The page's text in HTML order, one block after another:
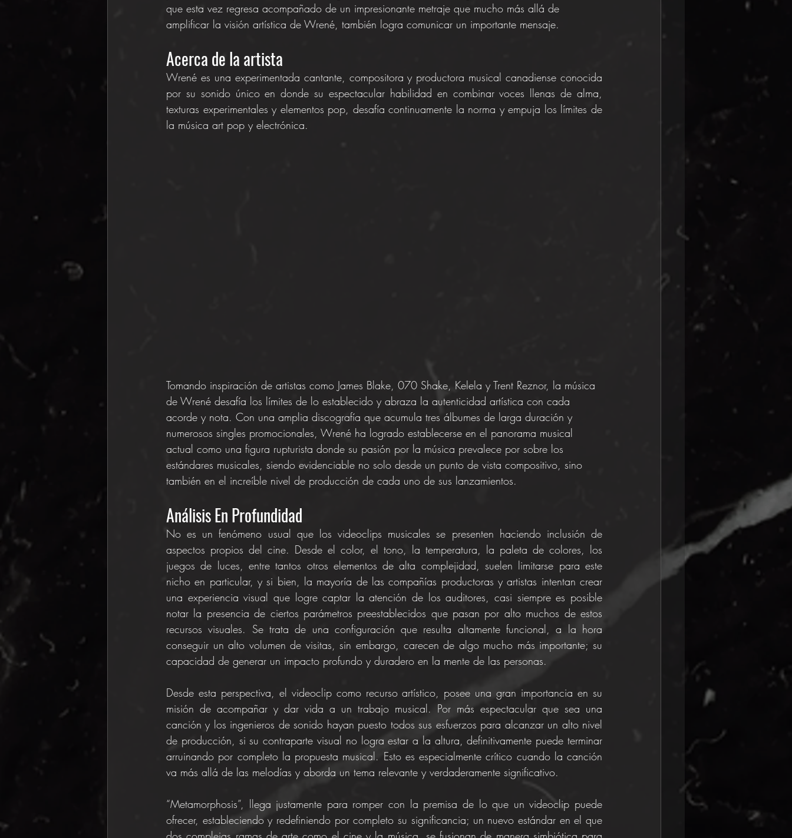
que esta vez regresa acompañado de un impresionante metraje que mucho más allá de
amplificar la visión artística de Wrené, también logra comunicar un importante mensaje.
Acerca de la artista
Wrené es una experimentada cantante, compositora y productora musical canadiense conocida
por su sonido único en donde su espectacular habilidad en combinar voces llenas de alma,
texturas experimentales y elementos pop, desafía continuamente la norma y empuja los límites de
la música art pop y electrónica.
Tomando inspiración de artistas como James Blake, 070 Shake, Kelela y Trent Reznor, la música
de Wrené desafía los límites de lo establecido y abraza la autenticidad artística con cada
acorde y nota. Con una amplia discografía que acumula tres álbumes de larga duración y
numerosos singles promocionales, Wrené ha logrado establecerse en el panorama musical
actual como una figura rupturista donde su pasión por la música prevalece por sobre los
estándares musicales, siendo evidenciable no solo desde un punto de vista compositivo, sino
también en el increíble nivel de producción de cada uno de sus lanzamientos.
Análisis En Profundidad
No es un fenómeno usual que los videoclips musicales se presenten haciendo inclusión de
aspectos propios del cine. Desde el color, el tono, la temperatura, la paleta de colores, los
juegos de luces, entre tantos otros elementos de alta complejidad, suelen limitarse para este
nicho en particular, y si bien, la mayoría de las compañías productoras y artistas intentan crear
una experiencia visual que logre captar la atención de los auditores, casi siempre es posible
notar la presencia de ciertos parámetros preestablecidos que pasan por alto muchos de estos
recursos visuales. Se trata de una configuración que resulta altamente funcional, a la hora
conseguir un alto volumen de visitas, sin embargo, carecen de algo mucho más importante; su
capacidad de generar un impacto profundo y duradero en la mente de las personas.
Desde esta perspectiva, el videoclip como recurso artístico, posee una gran importancia en su
misión de acompañar y dar vida a un trabajo musical. Por más espectacular que sea una
canción y los ingenieros de sonido hayan puesto todos sus esfuerzos para alcanzar un alto nivel
de producción, si su contraparte visual no logra estar a la altura, definitivamente puede terminar
arruinando por completo la propuesta musical. Esto es especialmente crítico cuando la canción
va más allá de las melodías y aborda un tema relevante y verdaderamente significativo.
“Metamorphosis”, llega justamente para romper con la premisa de lo que un videoclip puede
ofrecer, estableciendo y redefiniendo por completo su significancia; un nuevo estándar en el que